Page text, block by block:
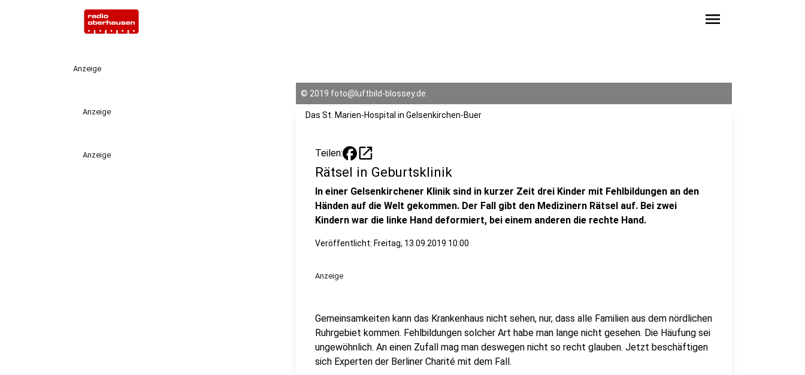
menu
Anzeige
Anzeige
Anzeige
© 2019 foto@luftbild-blossey.de
Das St. Marien-Hospital in Gelsenkirchen-Buer
Teilen: open_in_new
Rätsel in Geburtsklinik
In einer Gelsenkirchener Klinik sind in kurzer Zeit drei Kinder mit Fehlbildungen an den
Händen auf die Welt gekommen. Der Fall gibt den Medizinern Rätsel auf. Bei zwei
Kindern war die linke Hand deformiert, bei einem anderen die rechte Hand.
Veröffentlicht: Freitag, 13.09.2019 10:00
Anzeige
Gemeinsamkeiten kann das Krankenhaus nicht sehen, nur, dass alle Familien aus dem nördlichen
Ruhrgebiet kommen. Fehlbildungen solcher Art habe man lange nicht gesehen. Die Häufung sei
ungewöhnlich. An einen Zufall mag man deswegen nicht so recht glauben. Jetzt beschäftigen
sich Experten der Berliner Charité mit dem Fall.